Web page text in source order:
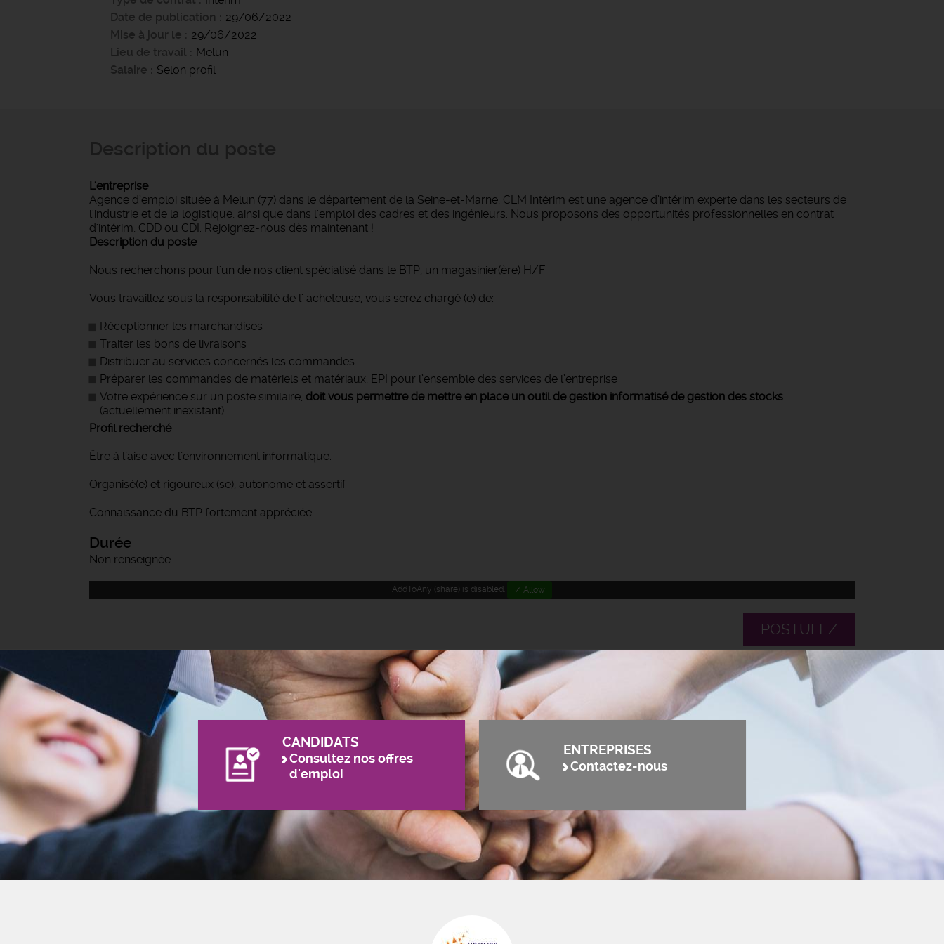
Date de publication
29/06/2022
Mise à jour le
29/06/2022
Lieu de travail
Melun
Salaire
Selon profil
L'entreprise
Agence d’emploi située à Melun (77) dans le département de la Seine-et-Marne, CLM Intérim est une agence d’intérim experte dans les secteurs de
l'industrie et de la logistique, ainsi que dans l'emploi des cadres et des ingénieurs. Nous proposons des opportunités professionnelles en contrat
d'intérim, CDD ou CDI. Rejoignez-nous dès maintenant !
Description du poste
Nous recherchons pour l'un de nos client spécialisé dans le BTP, un magasinier(ère) H/F
Vous travaillez sous la responsabilité de l' acheteuse, vous serez chargé (e) de:
Réceptionner les marchandises
Traiter les bons de livraisons
Distribuer au services concernés les commandes
Préparer les commandes de matériels et matériaux, EPI pour l’ensemble des services de l’entreprise
Votre expérience sur un poste similaire, doit vous permettre de mettre en place un outil de gestion informatisé de gestion des stocks
(actuellement inexistant)
Profil recherché
Être à l’aise avec l’environnement informatique.
Organisé(e) et rigoureux (se), autonome et assertif
Connaissance du BTP fortement appréciée.
Durée
Non renseignée
AddToAny (share) is disabled. ✓ Allow
POSTULEZ
CANDIDATS
Consultez nos offres
d'emploi
ENTREPRISES
Contactez-nous